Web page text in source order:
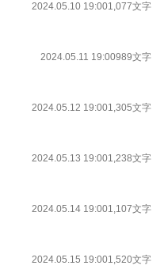
2024.05.10 19:001,077文字
2024.05.11 19:00989文字
2024.05.12 19:001,305文字
2024.05.13 19:001,238文字
2024.05.14 19:001,107文字
2024.05.15 19:001,520文字